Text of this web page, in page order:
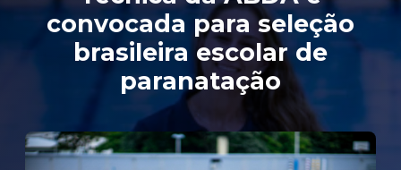
convocada para seleção
brasileira escolar de
paranatação